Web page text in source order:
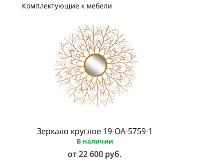
Комплектующие к мебели
Зеркало круглое 19-ОА-5759-1
В наличии
от 22 600 руб.